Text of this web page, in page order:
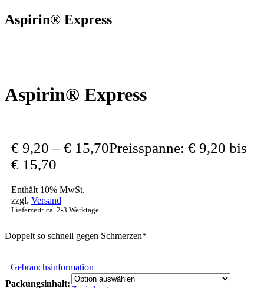
Aspirin® Express
Aspirin® Express
€ 9,20 – € 15,70Preisspanne: € 9,20 bis
€ 15,70
Enthält 10% MwSt.
zzgl. Versand
Lieferzeit: ca. 2-3 Werktage
Doppelt so schnell gegen Schmerzen*
Gebrauchsinformation
Packungsinhalt: